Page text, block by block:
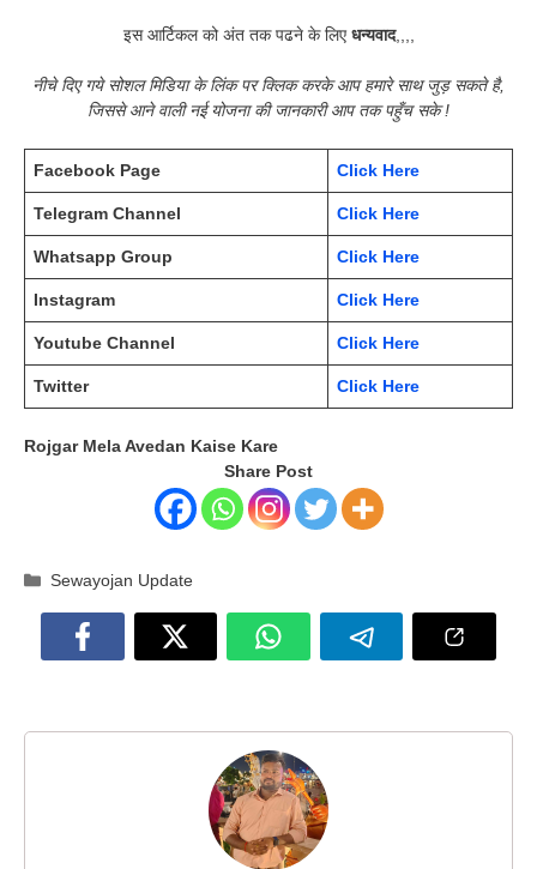
इस आर्टिकल को अंत तक पढने के लिएधन्यवाद,,,,
नीचे दिए गये सोशल मिडिया के लिंक पर क्लिक करके आप हमारे साथ जुड़ सकते है,
जिससे आने वाली नई योजना की जानकारी आप तक पहुँच सके !
Facebook Page Click Here
Telegram Channel Click Here
Whatsapp Group Click Here
Instagram Click Here
Youtube Channel Click Here
Twitter Click Here
Rojgar Mela Avedan Kaise Kare
Share Post
Categories
Sewayojan Update